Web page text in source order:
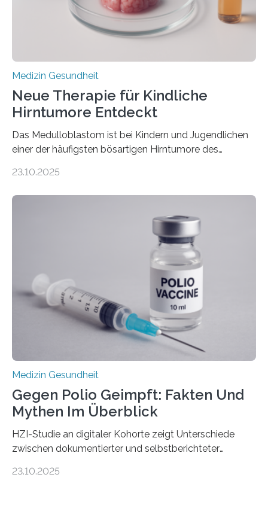
sich die linke Herzkammer verdickt, der Herzmuskel zu
stark kontrahiert…
Medizin Gesundheit
Neue Therapie für Kindliche
Hirntumore Entdeckt
Das Medulloblastom ist bei Kindern und Jugendlichen
einer der häufigsten bösartigen Hirntumore des
Betroffenen können mit heutigen Methoden geheilt
Dringend benötigt werden zielgerichtete Therapien, die
nur Tumorschwachstellen angreifen und normales
Gewebe verschonen. Forschende um Daniel Merk vom
Hertie-Institut für klinische Hirnforschung am
Universitätsklinikum Tübingen haben eine solche
Schwachstelle im Erbgut einer Untergruppe des
Medulloblastoms gefunden. Die Wilhelm Sander-
Stiftung unterstützte das Projekt…
23.10.2025
Medizin Gesundheit
Gegen Polio Geimpft: Fakten Und
Mythen Im Überblick
HZI-Studie an digitaler Kohorte zeigt Unterschiede
zwischen dokumentierter und selbstberichteter
Kinderlähmung, ist eine ansteckende Krankheit, die
23.10.2025